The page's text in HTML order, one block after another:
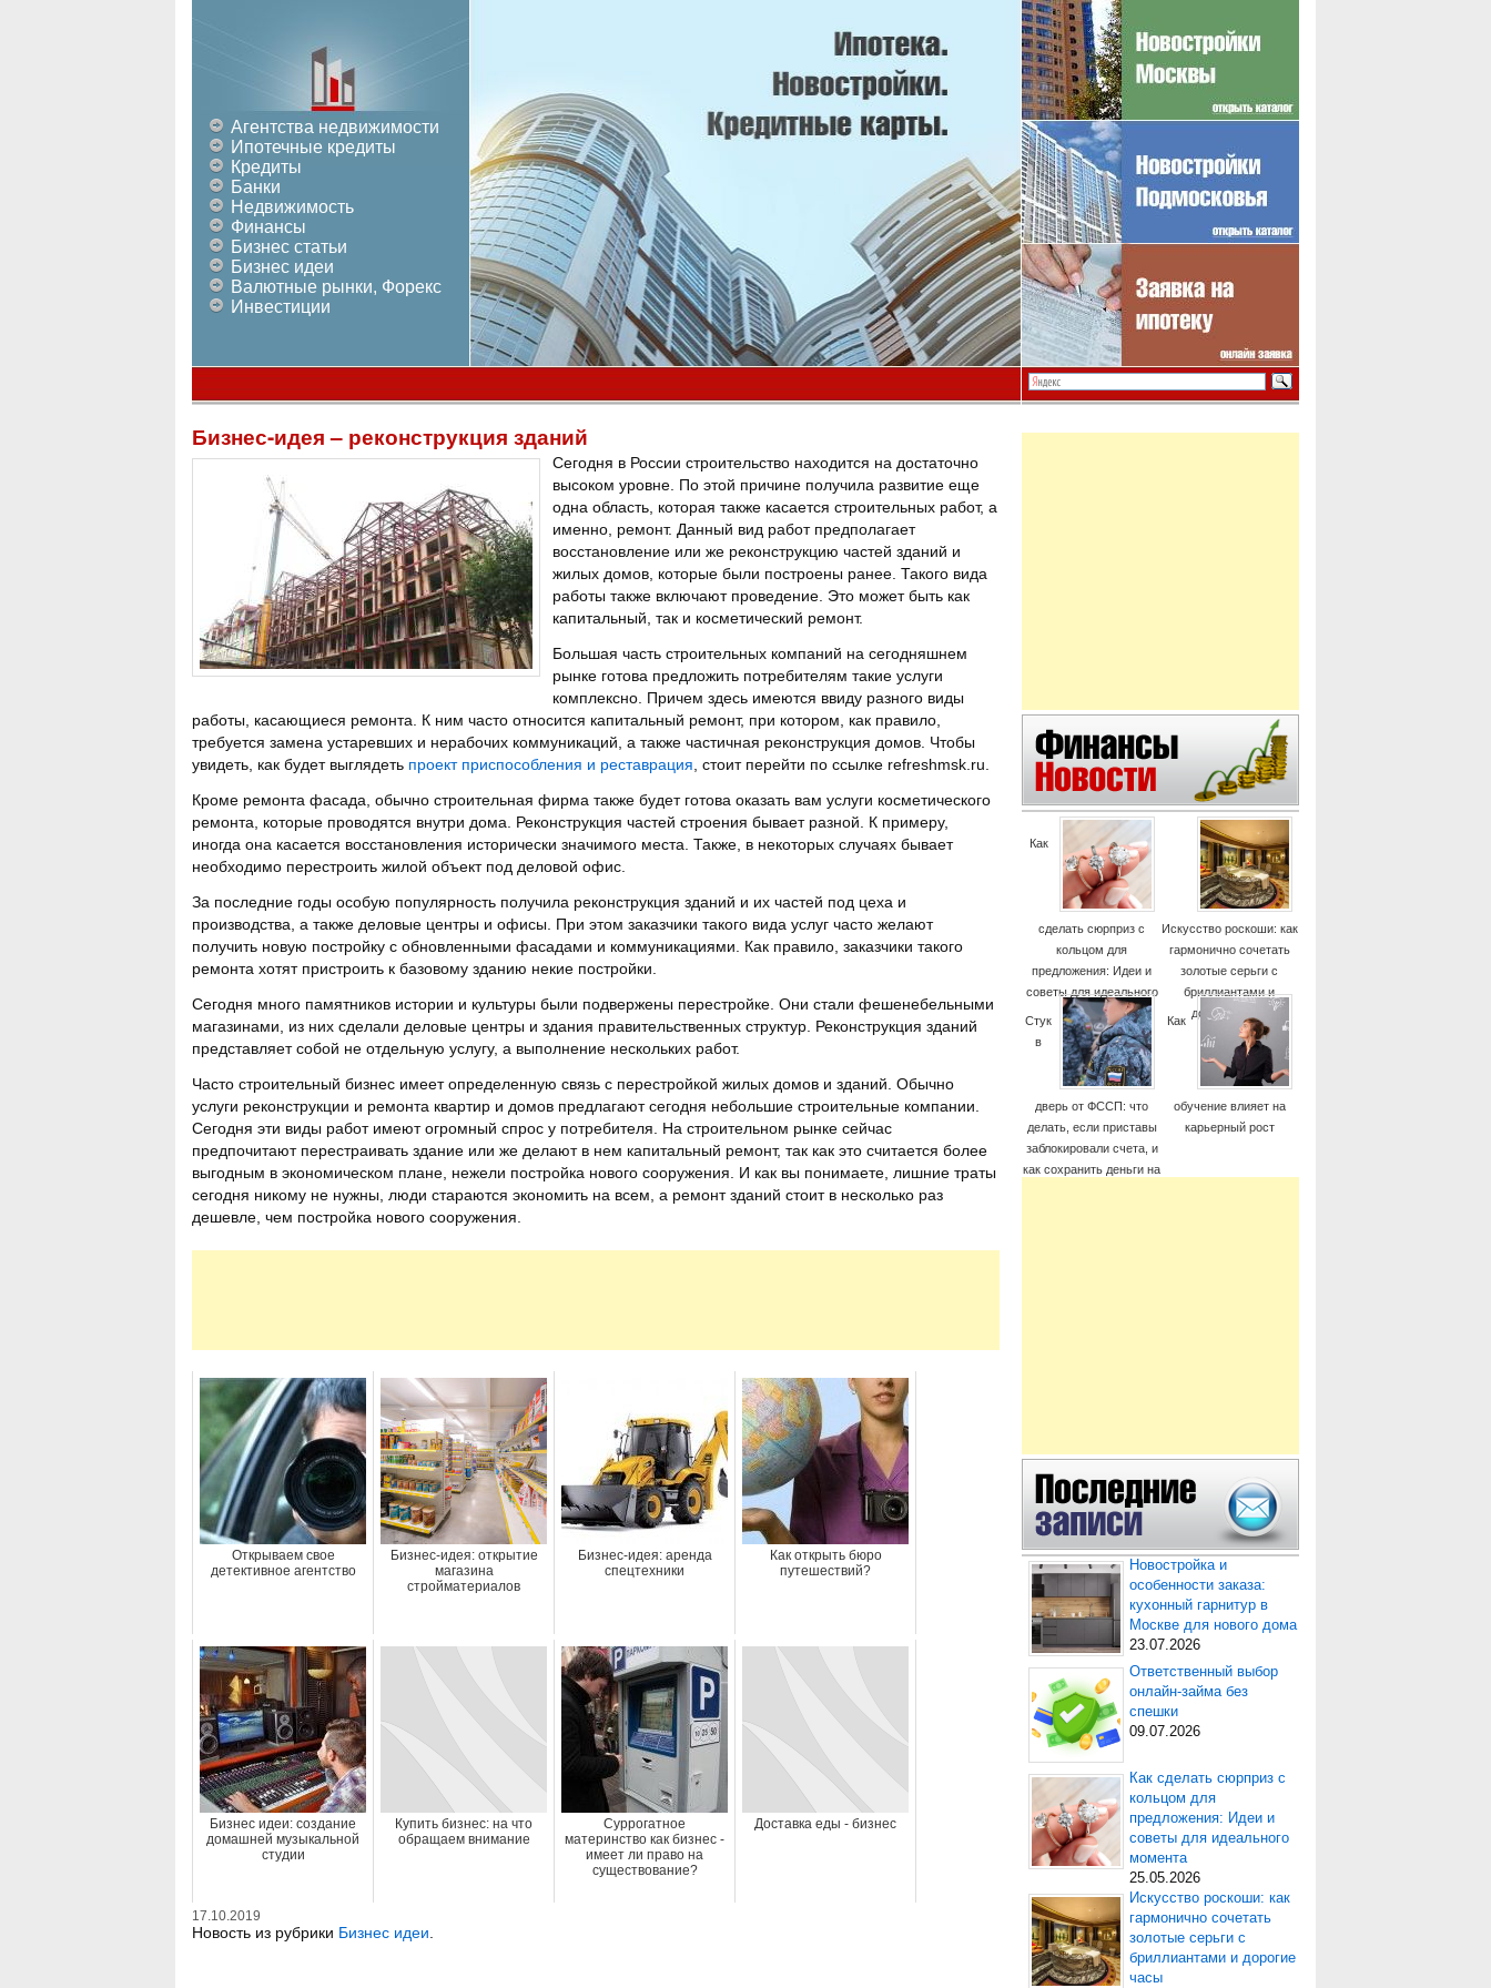
Агентства недвижимости
Ипотечные кредиты
Кредиты
Банки
Недвижимость
Финансы
Бизнес статьи
Бизнес идеи
Валютные рынки, Форекс
Инвестиции
Бизнес-идея – реконструкция зданий
Сегодня в России строительство находится на достаточно
высоком уровне. По этой причине получила развитие еще
одна область, которая также касается строительных работ, а
именно, ремонт. Данный вид работ предполагает
восстановление или же реконструкцию частей зданий и
жилых домов, которые были построены ранее. Такого вида
работы также включают проведение. Это может быть как
капитальный, так и косметический ремонт.
Большая часть строительных компаний на сегодняшнем
рынке готова предложить потребителям такие услуги
комплексно. Причем здесь имеются ввиду разного виды
работы, касающиеся ремонта. К ним часто относится капитальный ремонт, при котором, как правило,
требуется замена устаревших и нерабочих коммуникаций, а также частичная реконструкция домов. Чтобы
увидеть, как будет выглядеть проект приспособления и реставрация , стоит перейти по ссылке refreshmsk.ru.
Кроме ремонта фасада, обычно строительная фирма также будет готова оказать вам услуги косметического
ремонта, которые проводятся внутри дома. Реконструкция частей строения бывает разной. К примеру,
иногда она касается восстановления исторически значимого места. Также, в некоторых случаях бывает
необходимо перестроить жилой объект под деловой офис.
За последние годы особую популярность получила реконструкция зданий и их частей под цеха и
производства, а также деловые центры и офисы. При этом заказчики такого вида услуг часто желают
получить новую постройку с обновленными фасадами и коммуникациями. Как правило, заказчики такого
ремонта хотят пристроить к базовому зданию некие постройки.
Сегодня много памятников истории и культуры были подвержены перестройке. Они стали фешенебельными
магазинами, из них сделали деловые центры и здания правительственных структур. Реконструкция зданий
представляет собой не отдельную услугу, а выполнение нескольких работ.
Часто строительный бизнес имеет определенную связь с перестройкой жилых домов и зданий. Обычно
услуги реконструкции и ремонта квартир и домов предлагают сегодня небольшие строительные компании.
Сегодня эти виды работ имеют огромный спрос у потребителя. На строительном рынке сейчас
предпочитают перестраивать здание или же делают в нем капитальный ремонт, так как это считается более
выгодным в экономическом плане, нежели постройка нового сооружения. И как вы понимаете, лишние траты
сегодня никому не нужны, люди стараются экономить на всем, а ремонт зданий стоит в несколько раз
дешевле, чем постройка нового сооружения.
Открываем свое
детективное агентство
Бизнес-идея: открытие
магазина
стройматериалов
Бизнес-идея: аренда
спецтехники
Как открыть бюро
путешествий?
Бизнес идеи: создание
домашней музыкальной
студии
Купить бизнес: на что
обращаем внимание
Суррогатное
материнство как бизнес -
имеет ли право на
существование?
Доставка еды - бизнес
17.10.2019
Новость из рубрики Бизнес идеи
Как
сделать сюрприз с
кольцом для
предложения: Идеи и
советы для идеального
момента
Искусство роскоши: как
гармонично сочетать
золотые серьги с
бриллиантами и
дорогие часы
Стук
в
дверь от ФССП: что
делать, если приставы
заблокировали счета, и
как сохранить деньги на
Как
обучение влияет на
карьерный рост
Новостройка и
особенности заказа:
кухонный гарнитур в
Москве для нового дома
23.07.2026
Ответственный выбор
онлайн-займа без
спешки
09.07.2026
Как сделать сюрприз с
кольцом для
предложения: Идеи и
советы для идеального
момента
25.05.2026
Искусство роскоши: как
гармонично сочетать
золотые серьги с
бриллиантами и дорогие
часы